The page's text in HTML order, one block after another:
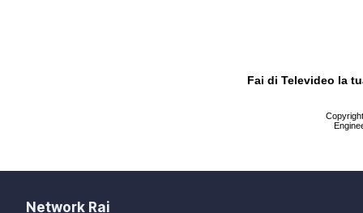
Fai di Televideo la